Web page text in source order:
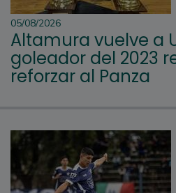
05/08/2026
Altamura vuelve a
goleador del 2023
reforzar al Panza